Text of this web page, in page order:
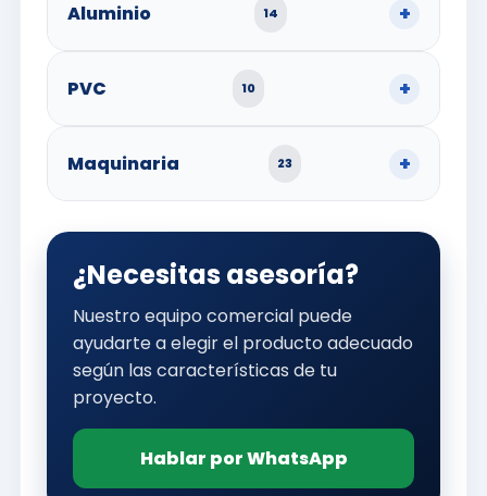
Aluminio 14
PVC 10
Maquinaria 23
¿Necesitas asesoría?
Nuestro equipo comercial puede
ayudarte a elegir el producto adecuado
según las características de tu
proyecto.
Hablar por WhatsApp